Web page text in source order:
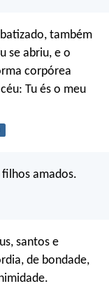
também
se abriu, e o
corpórea
Tu és o meu
amados.
santos e
de bondade,